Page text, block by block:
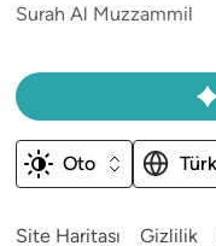
Surah Al Muzzammil
Site Haritası Gizlilik
Oto